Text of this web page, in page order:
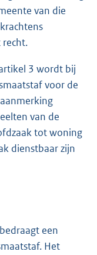
van die
3 wordt bij
voor de
van de
tot woning
dienstbaar zijn
een
Het